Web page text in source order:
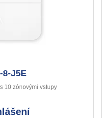
8-J5E
10 zónovými vstupy